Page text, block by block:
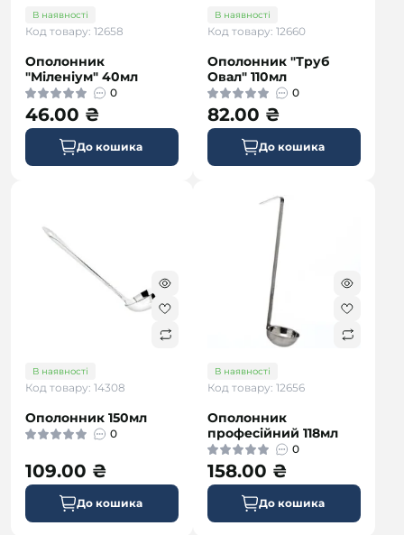
В наявності
Код товару: 12658
Ополонник
"Міленіум" 40мл
0
46.00 ₴
До кошика
В наявності
Код товару: 12660
Ополонник "Труб
Овал" 110мл
0
82.00 ₴
До кошика
В наявності
Код товару: 14308
Ополонник 150мл
0
109.00 ₴
До кошика
В наявності
Код товару: 12656
Ополонник
професійний 118мл
0
158.00 ₴
До кошика